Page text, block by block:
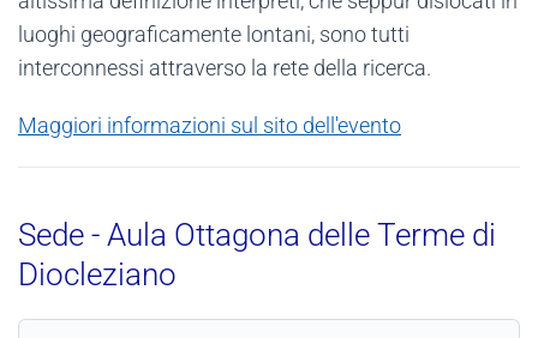
luoghi geograficamente lontani, sono tutti
interconnessi attraverso la rete della ricerca.
Maggiori informazioni sul sito dell'evento
Sede - Aula Ottagona delle Terme di
Diocleziano